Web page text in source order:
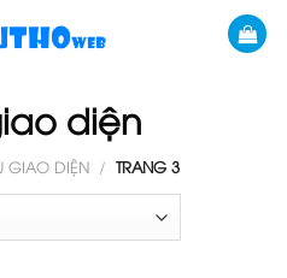
diện
GIAO DIỆN / TRANG 3